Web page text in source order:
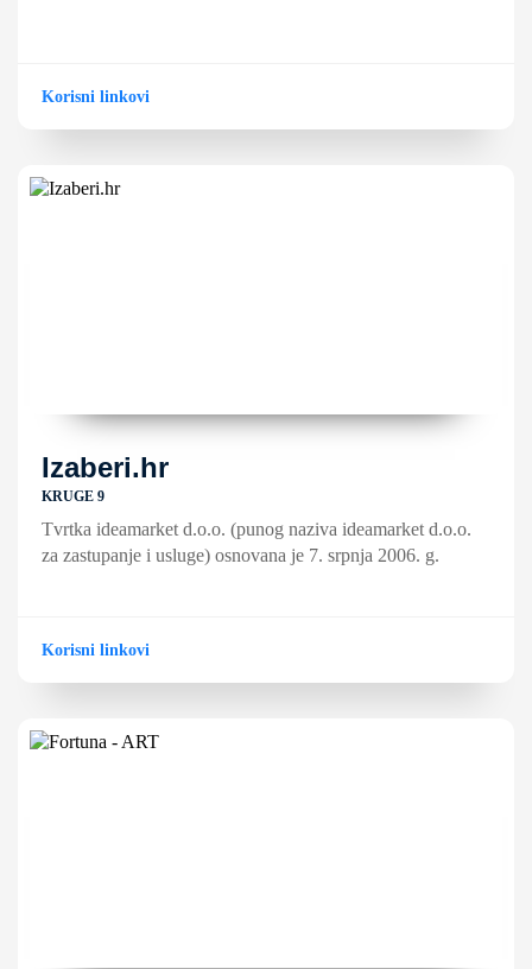
Korisni linkovi
Izaberi.hr
KRUGE 9
Tvrtka ideamarket d.o.o. (punog naziva ideamarket d.o.o.
za zastupanje i usluge) osnovana je 7. srpnja 2006. g.
Korisni linkovi